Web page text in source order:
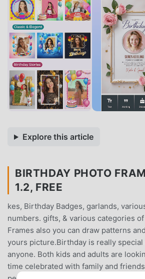
Explore this article
BIRTHDAY PHOTO
1.2, FREE
kes, Birthday Badges, garlands,
numbers. gifts, & various categories
Frames also you can draw patterns
yours picture.Birthday is really
anyone. Both kids and adults are
time celebrated with family and